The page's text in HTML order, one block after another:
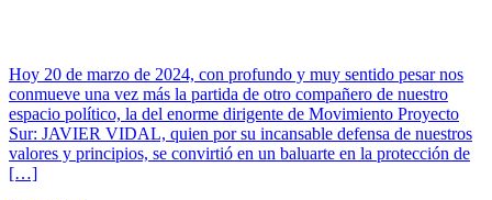
Hoy 20 de marzo de 2024, con profundo y muy sentido pesar nos
conmueve una vez más la partida de otro compañero de nuestro
espacio político, la del enorme dirigente de Movimiento Proyecto
Sur: JAVIER VIDAL, quien por su incansable defensa de nuestros
valores y principios, se convirtió en un baluarte en la protección de
[…]